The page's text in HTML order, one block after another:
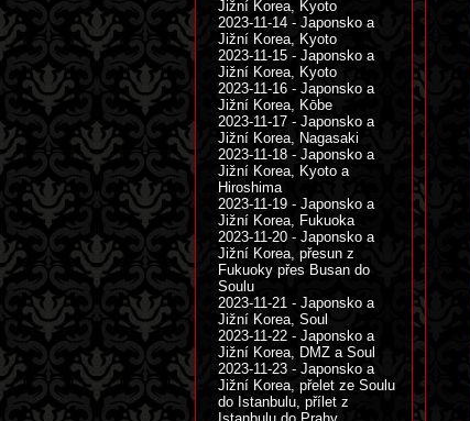
Jižní Korea, Kyoto
2023-11-14 - Japonsko a
Jižní Korea, Kyoto
2023-11-15 - Japonsko a
Jižní Korea, Kyoto
2023-11-16 - Japonsko a
Jižní Korea, Kōbe
2023-11-17 - Japonsko a
Jižní Korea, Nagasaki
2023-11-18 - Japonsko a
Jižní Korea, Kyoto a
Hiroshima
2023-11-19 - Japonsko a
Jižní Korea, Fukuoka
2023-11-20 - Japonsko a
Jižní Korea, přesun z
Fukuoky přes Busan do
Soulu
2023-11-21 - Japonsko a
Jižní Korea, Soul
2023-11-22 - Japonsko a
Jižní Korea, DMZ a Soul
2023-11-23 - Japonsko a
Jižní Korea, přelet ze Soulu
do Istanbulu, přílet z